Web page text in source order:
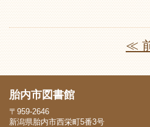
≪
胎内市図書館
〒959-2646
新潟県胎内市西栄町5番3号